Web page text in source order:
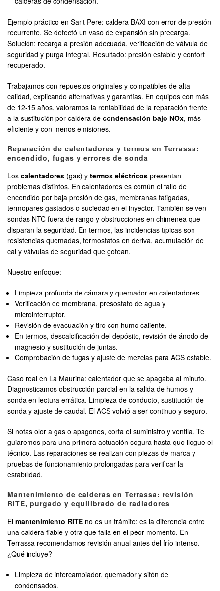
Ejemplo práctico en Sant Pere: caldera BAXI con error de presión
recurrente. Se detectó un vaso de expansión sin precarga.
Solución: recarga a presión adecuada, verificación de válvula de
seguridad y purga integral. Resultado: presión estable y confort
recuperado.
Trabajamos con repuestos originales y compatibles de alta
calidad, explicando alternativas y garantías. En equipos con más
de 12-15 años, valoramos la rentabilidad de la reparación frente
a la sustitución por caldera de condensación bajo NOx, más
eficiente y con menos emisiones.
Reparación de calentadores y termos en Terrassa:
encendido, fugas y errores de sonda
Los calentadores (gas) y termos eléctricos presentan
problemas distintos. En calentadores es común el fallo de
encendido por baja presión de gas, membranas fatigadas,
termopares gastados o suciedad en el inyector. También se ven
sondas NTC fuera de rango y obstrucciones en chimenea que
disparan la seguridad. En termos, las incidencias típicas son
resistencias quemadas, termostatos en deriva, acumulación de
cal y válvulas de seguridad que gotean.
Nuestro enfoque:
Limpieza profunda de cámara y quemador en calentadores.
Verificación de membrana, presostato de agua y
microinterruptor.
Revisión de evacuación y tiro con humo caliente.
En termos, descalcificación del depósito, revisión de ánodo de
magnesio y sustitución de juntas.
Comprobación de fugas y ajuste de mezclas para ACS estable.
Caso real en La Maurina: calentador que se apagaba al minuto.
Diagnosticamos obstrucción parcial en la salida de humos y
sonda en lectura errática. Limpieza de conducto, sustitución de
sonda y ajuste de caudal. El ACS volvió a ser continuo y seguro.
Si notas olor a gas o apagones, corta el suministro y ventila. Te
guiaremos para una primera actuación segura hasta que llegue el
técnico. Las reparaciones se realizan con piezas de marca y
pruebas de funcionamiento prolongadas para verificar la
estabilidad.
Mantenimiento de calderas en Terrassa: revisión
RITE, purgado y equilibrado de radiadores
El mantenimiento RITE no es un trámite: es la diferencia entre
una caldera fiable y otra que falla en el peor momento. En
Terrassa recomendamos revisión anual antes del frío intenso.
¿Qué incluye?
Limpieza de intercambiador, quemador y sifón de
condensados.